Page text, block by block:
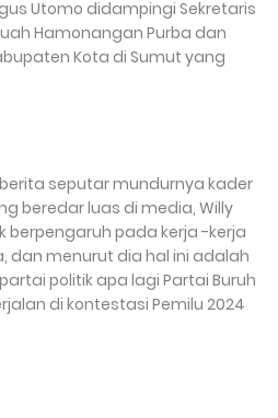
Utomo didampingi Sekretaris
Hamonangan Purba dan
Kota di Sumut yang
seputar mundurnya kader
beredar luas di media, Willy
pada kerja -kerja
dan menurut dia hal ini adalah
politik apa lagi Partai Buruh
di kontestasi Pemilu 2024